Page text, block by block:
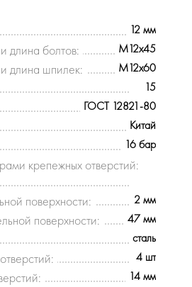
12 мм
длина болтов: M12x45
длина шпилек: M12x60
15
ГОСТ 12821-80
Китай
16 бар
крепежных отверстий:
поверхности: 2 мм
поверхности: 47 мм
сталь
4 шт
14 мм